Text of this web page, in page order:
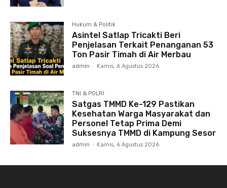
Hukum & Politik
Asintel Satlap Tricakti Beri
Penjelasan Terkait Penanganan 53
Ton Pasir Timah di Air Merbau
admin - Kamis, 6 Agustus 2026
TNI & POLRI
Satgas TMMD Ke-129 Pastikan
Kesehatan Warga Masyarakat dan
Personel Tetap Prima Demi
Suksesnya TMMD di Kampung Sesor
admin - Kamis, 6 Agustus 2026